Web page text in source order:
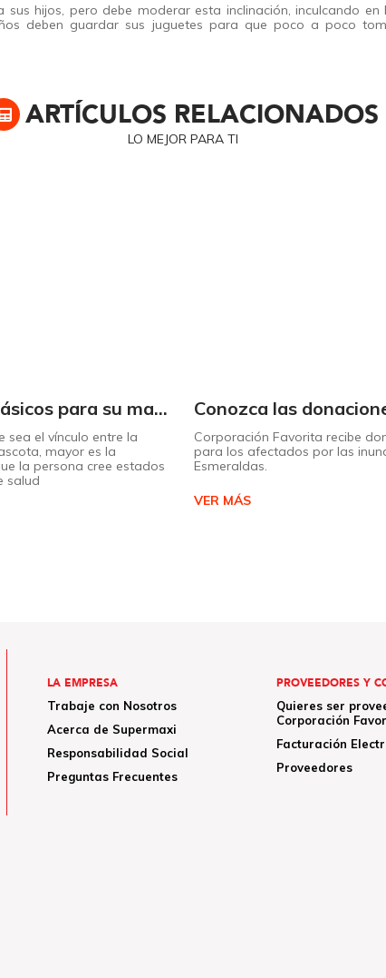
hijos, pero debe moderar esta inclinación, inculcando en
deben guardar sus juguetes para que poco a poco
ARTÍCULOS RELACIONADOS
LO MEJOR PARA TI
Cuidados básicos para su mascota
sea el vínculo entre la
mayor es la
la persona cree estados
salud
Corporación Favorita recibe
para los afectados por las
Esmeraldas.
VER MÁS
LA EMPRESA
Trabaje con Nosotros
Acerca de Supermaxi
Responsabilidad Social
Preguntas Frecuentes
PROVEEDORES Y
Quieres ser
Corporación
Facturación
Proveedores